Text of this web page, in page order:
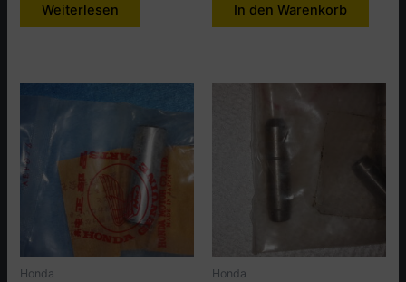
Weiterlesen In den Warenkorb
Honda Honda